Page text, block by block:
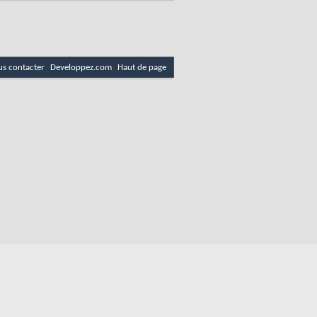
contacter Developpez.com Haut de page